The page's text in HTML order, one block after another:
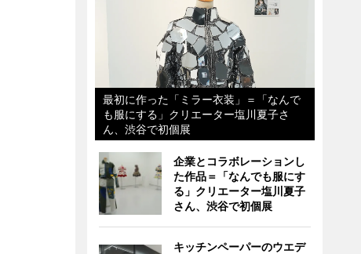
最初に作った「ミラー衣装」＝「なんで
も服にする」クリエーター塩川夏子さ
ん、渋谷で初個展
企業とコラボレーションし
た作品＝「なんでも服にす
る」クリエーター塩川夏子
さん、渋谷で初個展
キッチンペーパーのウエデ